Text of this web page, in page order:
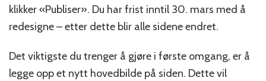
klikker «Publiser». Du har frist inntil 30. mars med å
redesigne – etter dette blir alle sidene endret.
Det viktigste du trenger å gjøre i første omgang, er å
legge opp et nytt hovedbilde på siden. Dette vil